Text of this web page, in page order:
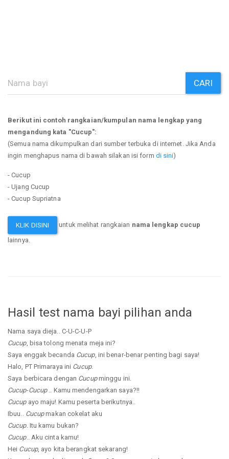
CARI
Berikut ini contoh rangkaian/kumpulan nama lengkap yang
mengandung kata "Cucup":
(Semua nama dikumpulkan dari sumber terbuka di internet. Jika Anda
ingin menghapus nama di bawah silakan isi form di sini)
- Cucup
- Ujang Cucup
- Cucup Supriatna
KLIK DISINI untuk melihat rangkaian nama lengkap cucup
lainnya.
Hasil test nama bayi pilihan anda
Nama saya dieja.. C-U-C-U-P
Cucup, bisa tolong menata meja ini?
Saya enggak becanda Cucup, ini benar-benar penting bagi saya!
Halo, PT Primaraya ini Cucup.
Saya berbicara dengan Cucupminggu ini.
Cucup-Cucup.. Kamu mendengarkan saya?!!
Cucupayo maju! Kamu peserta berikutnya..
Ibuu.. Cucupmakan cokelat aku
Cucup. Itu kamu bukan?
Cucup.. Aku cinta kamu!
Hei Cucup, ayo kita berangkat sekarang!